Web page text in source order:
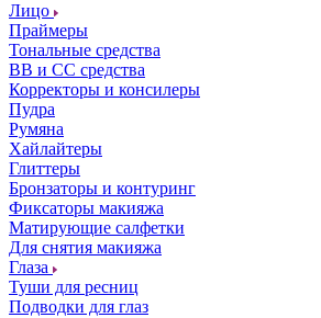
Лицо
Праймеры
Тональные средства
ВВ и СС средства
Корректоры и консилеры
Пудра
Румяна
Хайлайтеры
Глиттеры
Бронзаторы и контуринг
Фиксаторы макияжа
Матирующие салфетки
Для снятия макияжа
Глаза
Туши для ресниц
Подводки для глаз